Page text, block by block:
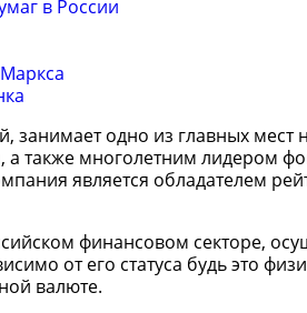
в России
одно из главных мест
также многолетним лидером
является обладателем
финансовом секторе,
от его статуса будь это
валюте.